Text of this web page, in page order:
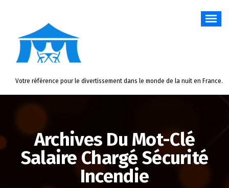
Votre référence pour le divertissement dans le monde de la nuit en France.
Archives Du Mot-Clé
Salaire Chargé Sécurité
Incendie